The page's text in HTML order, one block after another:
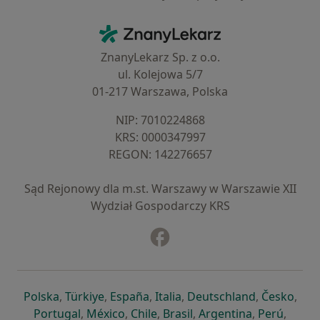
ZnanyLekarz - Strona główna
ZnanyLekarz Sp. z o.o.
ul. Kolejowa 5/7
01-217 Warszawa, Polska
NIP: ⁠7010224868
KRS: ⁠0000347997
REGON: ⁠142276657
Sąd Rejonowy dla m.st. Warszawy w Warszawie XII
Wydział Gospodarczy KRS
Polskaotwiera się w nowej karcie
, Türkiyeotwiera się w nowej karcie
, Españaotwiera się w nowej karcie
, Italiaotwiera się w nowej
, Deutschlandotwiera się
, Česko,
Portugalotwiera się w nowej karcie
, Méxicootwiera się w nowej karcie
, Chileotwiera się w nowej karcie
, Brasilotwiera się w nowej
, Argentinaotwiera się
, Perú,